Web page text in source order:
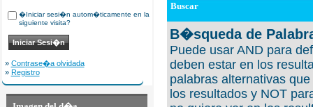
�Iniciar sesi�n autom�ticamente en la
siguiente visita?
» Contrase�a olvidada
» Registro
Buscar
B�squeda de
Puede usar AND para
deben estar en los
palabras alternativas
los resultados y NOT